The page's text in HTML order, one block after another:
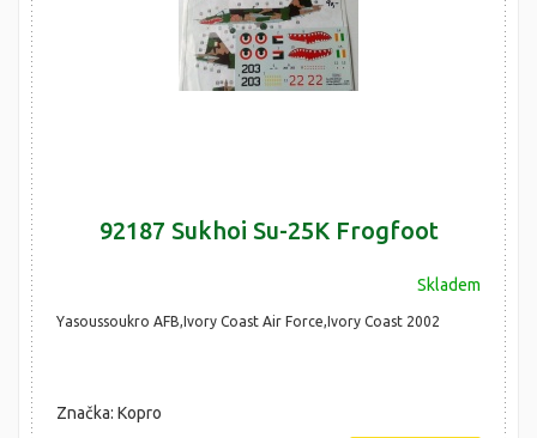
92187 Sukhoi Su-25K Frogfoot
Skladem
Yasoussoukro AFB,Ivory Coast Air Force,Ivory Coast 2002
Značka: Kopro